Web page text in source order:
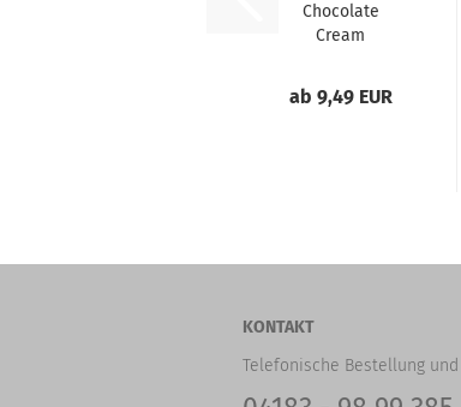
Chocolate
Cream
ab 9,49 EUR
KONTAKT
Telefonische Bestellung